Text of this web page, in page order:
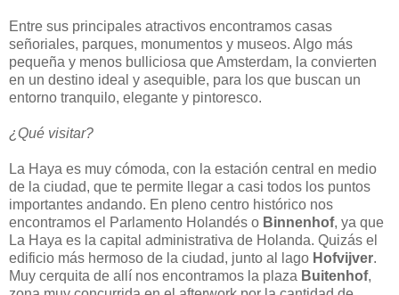
Entre sus principales atractivos encontramos casas
señoriales, parques, monumentos y museos. Algo más
pequeña y menos bulliciosa que Amsterdam, la convierten
en un destino ideal y asequible, para los que buscan un
entorno tranquilo, elegante y pintoresco.
¿Qué visitar?
La Haya es muy cómoda, con la estación central en medio
de la ciudad, que te permite llegar a casi todos los puntos
importantes andando. En pleno centro histórico nos
encontramos el Parlamento Holandés o Binnenhof, ya que
La Haya es la capital administrativa de Holanda. Quizás el
edificio más hermoso de la ciudad, junto al lago Hofvijver.
Muy cerquita de allí nos encontramos la plaza Buitenhof,